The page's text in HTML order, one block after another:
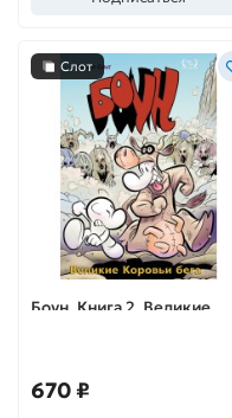
Слот
Боун. Книга 2. Великие
670 ₽